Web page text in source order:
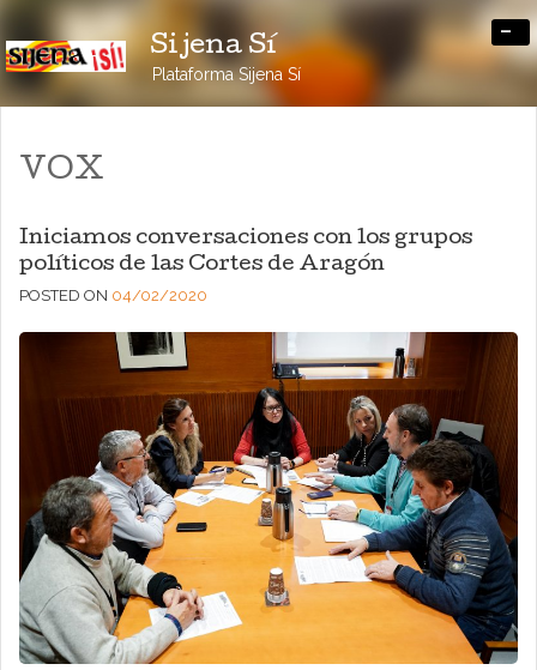
Sijena Sí
Plataforma Sijena Sí
-
VOX
Iniciamos conversaciones con los grupos
políticos de las Cortes de Aragón
POSTED ON 04/02/2020